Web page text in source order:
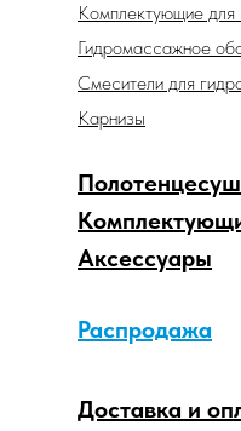
Аксессуары
Распродажа
Доставка и
Комплектующие для
Гидромассажное
Смесители для
Карнизы